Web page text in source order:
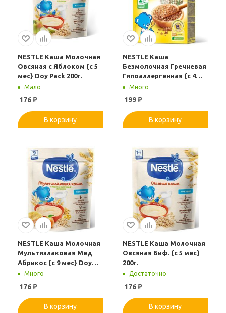
NESTLE Каша Молочная
Овсяная с Яблоком {с 5
мес} Doy Pack 200г.
Мало
176₽
В корзину
NESTLE Каша
Безмолочная Гречневая
Гипоаллергенная {с 4
мес} 200г.
Много
199₽
В корзину
NESTLE Каша Молочная
Мультизлаковая Мед
Абрикос {с 9 мес} Doy
Pack 200г.
Много
176₽
В корзину
NESTLE Каша Молочная
Овсяная Биф. {с 5 мес}
200г.
Достаточно
176₽
В корзину